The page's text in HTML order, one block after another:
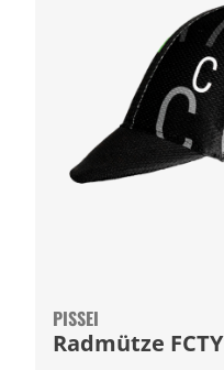
PISSEI
Radmütze FCTY